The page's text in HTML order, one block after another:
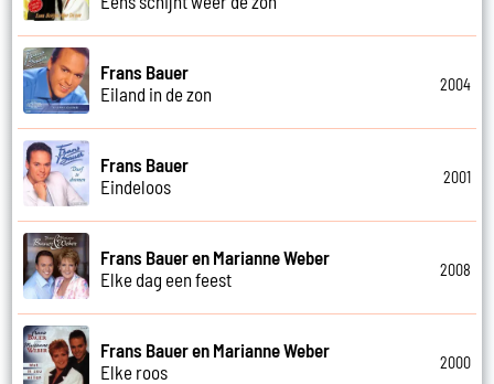
Frans Bauer
Eiland in de zon
2004
Frans Bauer
Eindeloos
2001
Frans Bauer en Marianne Weber
Elke dag een feest
2008
Frans Bauer en Marianne Weber
Elke roos
2000